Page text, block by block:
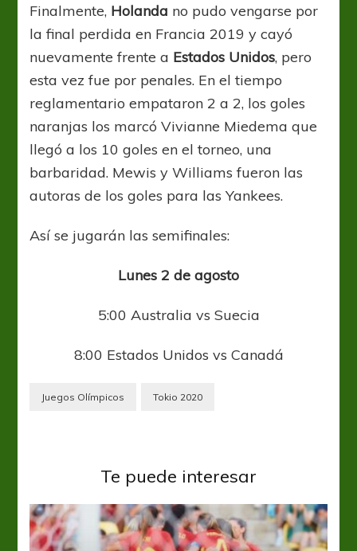
Finalmente, Holanda no pudo vengarse por
la final perdida en Francia 2019 y cayó
nuevamente frente a Estados Unidos, pero
esta vez fue por penales. En el tiempo
reglamentario empataron 2 a 2, los goles
naranjas los marcó Vivianne Miedema que
llegó a los 10 goles en el torneo, una
barbaridad. Mewis y Williams fueron las
autoras de los goles para las Yankees.
Así se jugarán las semifinales:
Lunes 2 de agosto
5:00 Australia vs Suecia
8:00 Estados Unidos vs Canadá
Juegos Olímpicos Tokio 2020
Te puede interesar